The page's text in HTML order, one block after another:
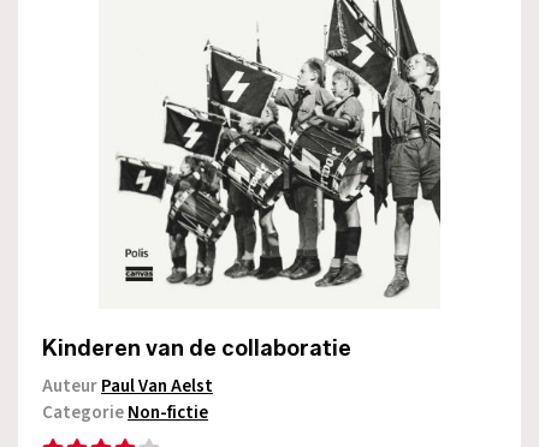
Kinderen van de collaboratie
AuteurPaul Van Aelst
CategorieNon-fictie